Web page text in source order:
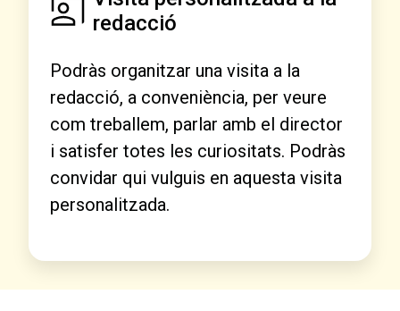
redacció
Podràs organitzar una visita a la
redacció, a conveniència, per veure
com treballem, parlar amb el director
i satisfer totes les curiositats. Podràs
convidar qui vulguis en aquesta visita
personalitzada.